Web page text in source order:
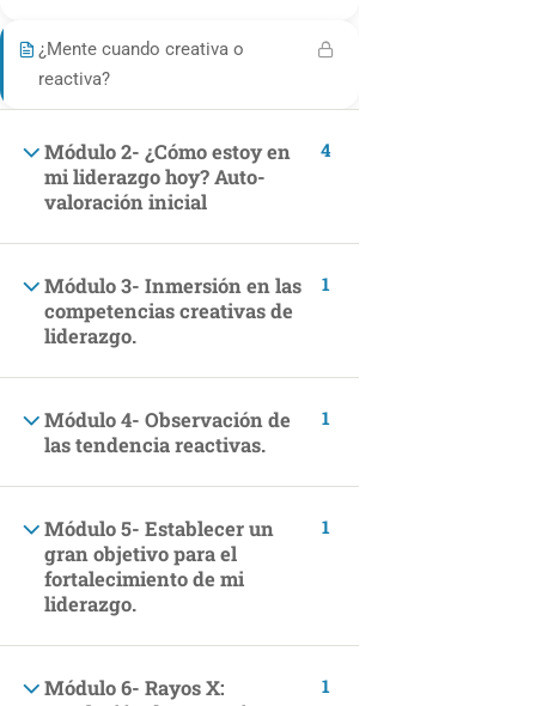
¿Mente cuando creativa o
reactiva?
Módulo 2- ¿Cómo estoy en
mi liderazgo hoy? Auto-
valoración inicial
4
Módulo 3- Inmersión en las
competencias creativas de
liderazgo.
1
Módulo 4- Observación de
las tendencia reactivas.
1
Módulo 5- Establecer un
gran objetivo para el
fortalecimiento de mi
liderazgo.
1
Módulo 6- Rayos X:
1
Marketing y Negocios
Finanzas
Bienestar y felicidad
Desarrollo Personal
Estilo de Vida
Mascotas
Programas Incompany
Términos y Condiciones Generales